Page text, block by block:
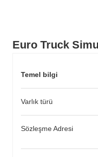
Euro Truck
Temel bilgi
Varlık türü
Sözleşme Adresi